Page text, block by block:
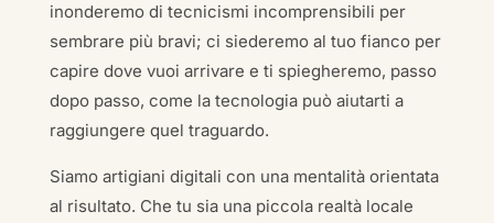
inonderemo di tecnicismi incomprensibili per
sembrare più bravi; ci siederemo al tuo fianco per
capire dove vuoi arrivare e ti spiegheremo, passo
dopo passo, come la tecnologia può aiutarti a
raggiungere quel traguardo.
Siamo artigiani digitali con una mentalità orientata
al risultato. Che tu sia una piccola realtà locale